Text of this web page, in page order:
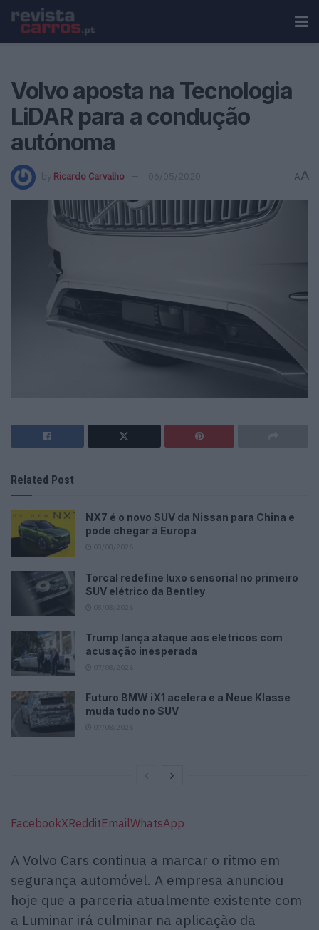
Volvo aposta na Tecnologia
LiDAR para a condução
autónoma
by Ricardo Carvalho 06/05/2020 AA
Related Post
NX7 é o novo SUV da Nissan para China e
pode chegar à Europa
Torcal redefine luxo sensorial no primeiro
SUV elétrico da Bentley
Trump lança ataque aos elétricos com
acusação inesperada
Futuro BMW iX1 acelera e a Neue Klasse
muda tudo no SUV
FacebookXRedditEmailWhatsApp
A Volvo Cars continua a marcar o ritmo em
segurança automóvel. A empresa anunciou
hoje que a parceria atualmente existente com
a Luminar irá culminar na aplicação da